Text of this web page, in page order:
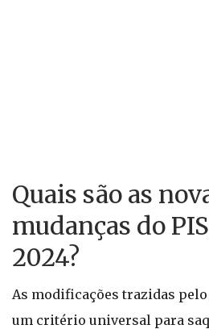
Quais são as
mudanças do
2024?
As modificações trazidas
um critério universal para